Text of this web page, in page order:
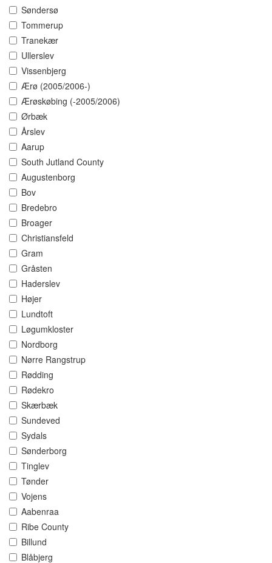
Søndersø
Tommerup
Tranekær
Ullerslev
Vissenbjerg
Ærø (2005/2006-)
Ærøskøbing (-2005/2006)
Ørbæk
Årslev
Aarup
South Jutland County
Augustenborg
Bov
Bredebro
Broager
Christiansfeld
Gram
Gråsten
Haderslev
Højer
Lundtoft
Løgumkloster
Nordborg
Nørre Rangstrup
Rødding
Rødekro
Skærbæk
Sundeved
Sydals
Sønderborg
Tinglev
Tønder
Vojens
Aabenraa
Ribe County
Billund
Blåbjerg